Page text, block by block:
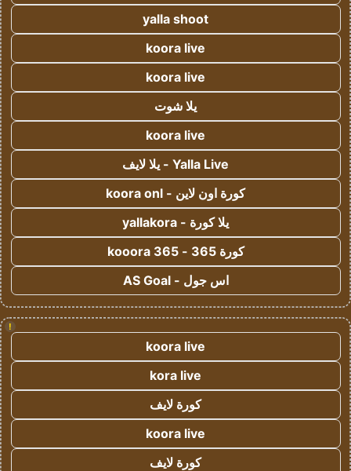
yalla shoot
koora live
koora live
يلا شوت
koora live
Yalla Live - يلا لايف
كورة اون لاين - koora onl
يلا كورة - yallakora
كورة 365 - kooora 365
اس جول - AS Goal
!
koora live
kora live
كورة لايف
koora live
كورة لايف